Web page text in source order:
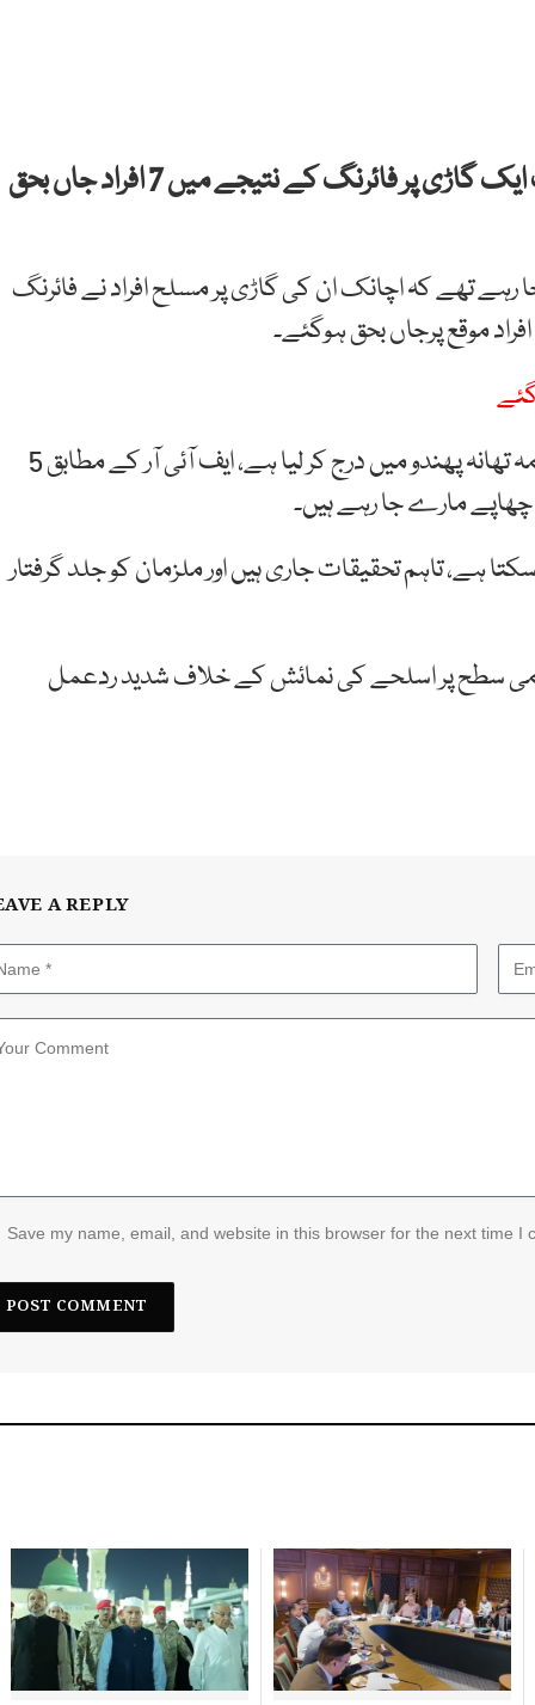
پشاورکےعلاقے پھندومیں جمیل چوک کے قریب ایک گاڑی پر فائرنگ کے نتیجے میں 7 افراد جاں بحق
تھے کہ اچانک ان کی گاڑی پر مسلح افراد نے فائرنگ
پولیس نے فوری طورپرکارروائی کرتے ہوئے حملے کا مقدمہ تھانہ پھندو میں درج کر لیا ہے، ایف آئی آر کے مطابق 5
چھاپے مارے جا رہے ہیں۔
ہے، تاہم تحقیقات جاری ہیں اور ملزمان کو جلد گرفتار
سطح پر اسلحے کی نمائش کے خلاف شدید ردعمل
A REPLY
Save my name, email, and website in this browser for the next time I